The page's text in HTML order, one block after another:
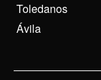
Toledanos
Ávila